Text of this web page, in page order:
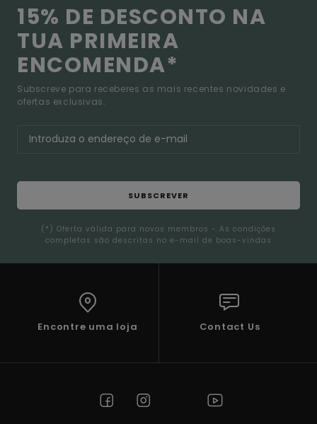
15% DE DESCONTO NA
TUA PRIMEIRA
ENCOMENDA*
Subscreve para receberes as mais recentes novidades e
ofertas exclusivas.
SUBSCREVER
(*) Oferta válida para novos membros - As condições
completas são descritas no e-mail de boas-vindas
Encontre uma loja Contact Us